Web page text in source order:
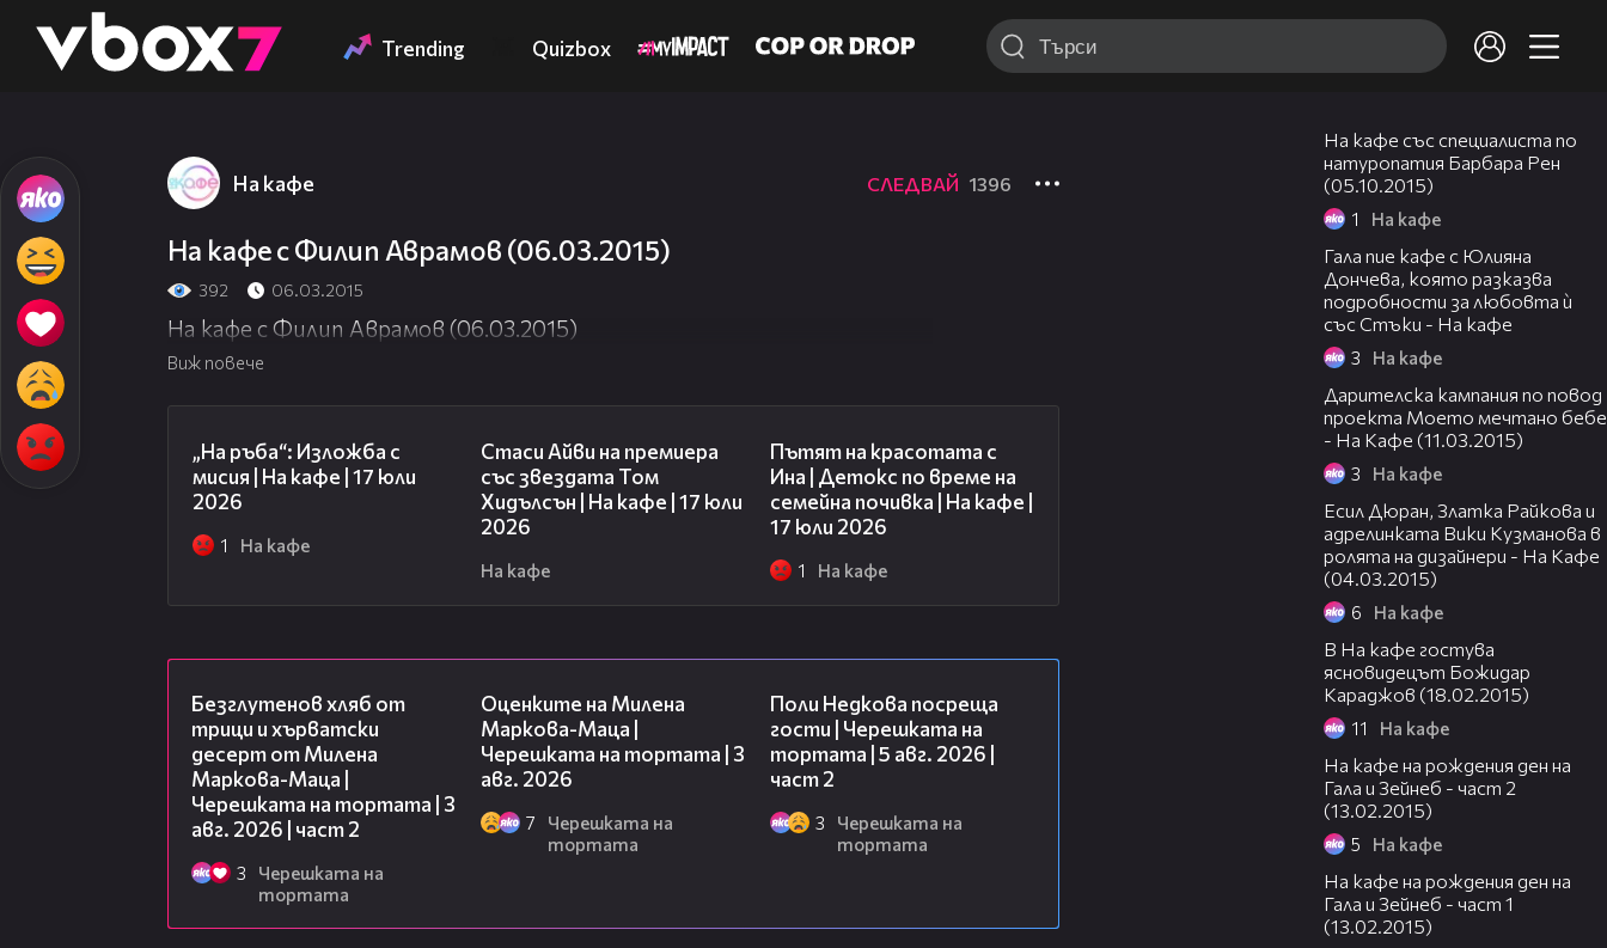
👾 Trending Quizbox
На кафе СЛЕДВАЙ 1396
На кафе с Филип Аврамов (06.03.2015)
392 06.03.2015
На кафе с Филип Аврамов (06.03.2015)
Виж повече
„На ръба“: Изложба с
мисия | На кафе | 17 юли
2026
1 На кафе
Стаси Айви на премиера
със звездата Том
Хидълсън | На кафе | 17 юли
2026
На кафе
Пътят на красотата с
Ина | Детокс по време на
семейна почивка | На кафе |
17 юли 2026
1 На кафе
Безглутенов хляб от
трици и хърватски
десерт от Милена
Маркова-Маца |
Черешката на тортата | 3
авг. 2026 | част 2
3
Черешката на
тортата
Оценките на Милена
Маркова-Маца |
Черешката на тортата | 3
авг. 2026
7
Черешката на
тортата
Поли Недкова посреща
гости | Черешката на
тортата | 5 авг. 2026 |
част 2
3
Черешката на
тортата
На кафе със специалиста по
натуропатия Барбара Рен
(05.10.2015)
1 На кафе
Гала пие кафе с Юлияна
Дончева, която разказва
подробности за любовта ѝ
със Стъки - На кафе
3 На кафе
Дарителска кампания по повод
проекта Моето мечтано бебе
- На Кафе (11.03.2015)
3 На кафе
Есил Дюран, Златка Райкова и
адрелинката Вики Кузманова в
ролята на дизайнери - На Кафе
(04.03.2015)
6 На кафе
В На кафе гостува
ясновидецът Божидар
Караджов (18.02.2015)
11 На кафе
На кафе на рождения ден на
Гала и Зейнеб - част 2
(13.02.2015)
5 На кафе
На кафе на рождения ден на
Гала и Зейнеб - част 1
(13.02.2015)